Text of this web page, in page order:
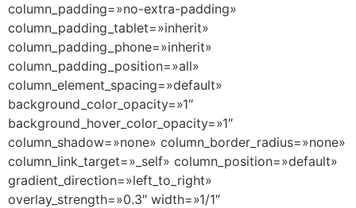
column_padding=»no-extra-padding»
column_padding_tablet=»inherit»
column_padding_phone=»inherit»
column_padding_position=»all»
column_element_spacing=»default»
background_color_opacity=»1″
background_hover_color_opacity=»1″
column_shadow=»none» column_border_radius=»none»
column_link_target=»_self» column_position=»default»
gradient_direction=»left_to_right»
overlay_strength=»0.3″ width=»1/1″